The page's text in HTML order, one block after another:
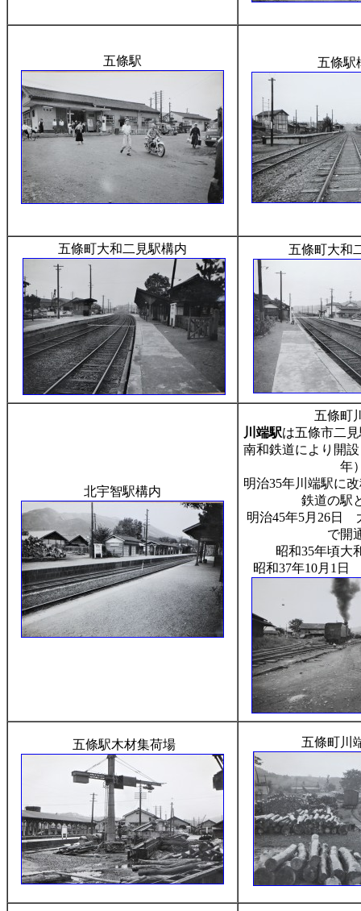
五條駅 五條駅
五條町大和二見駅構内 五條町大和
北宇智駅構内
五條町
川端駅は五條市二
南和鉄道により開
年
明治35年川端駅に
鉄道の駅
明治45年5月26日
で開
昭和35年頃大
昭和37年10月1
五條駅木材集荷場 五條町川